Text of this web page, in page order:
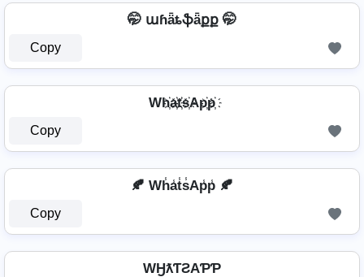
🤭 աɦǟȶֆǟքք 🤭
Copy
Wh҉a҉t҉s҉Ap҉p҉
Copy
🍂 Wh̾a̾t̾s̾Ap̾p̾ 🍂
Copy
⁣ WӇƛƬƧAƤƤ ⁣